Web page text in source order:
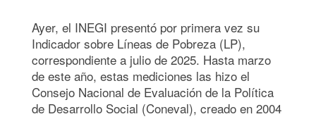
Ayer, el INEGI presentó por primera vez su
Indicador sobre Líneas de Pobreza (LP),
correspondiente a julio de 2025. Hasta marzo
de este año, estas mediciones las hizo el
Consejo Nacional de Evaluación de la Política
de Desarrollo Social (Coneval), creado en 2004